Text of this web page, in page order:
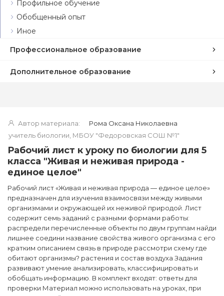
Профильное обучение
Обобщенный опыт
Иное
Профессиональное образование
Дополнительное образование
Автор материала:
Рома Оксана Николаевна
учитель биологии, МБОУ "Федоровская СОШ №1"
Рабочий лист к уроку по биологии для 5
класса "Живая и неживая природа -
единое целое"
Рабочий лист «Живая и неживая природа — единое целое»
предназначен для изучения взаимосвязи между живыми
организмами и окружающей их неживой природой. Лист
содержит семь заданий с разными формами работы:
распредели перечисленные объекты по двум группам найди
лишнее соедини название свойства живого организма с его
кратким описанием связь в природе рассмотри схему где
обитают организмы? растения и состав воздуха Задания
развивают умение анализировать, классифицировать и
обобщать информацию. В комплект входят: ответы для
проверки Материал можно использовать на уроках, при